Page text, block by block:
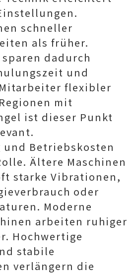
schneller
als früher.
dadurch
und
flexibler
mit
ist dieser Punkt
und Betriebskosten
Ältere Maschinen
starke Vibrationen,
oder
Moderne
arbeiten ruhiger
Hochwertige
stabile
verlängern die